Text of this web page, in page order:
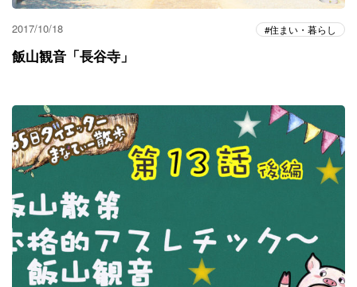
2017/10/18 住まい・暮らし
飯山観音「長谷寺」